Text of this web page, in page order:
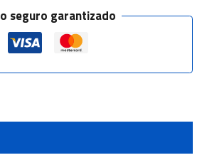
seguro garantizado